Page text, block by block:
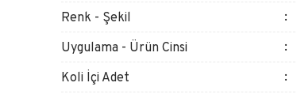
Renk - Şekil
Uygulama - Ürün Cinsi
Koli İçi Adet